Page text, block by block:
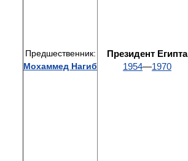
Предшественник:
Мохаммед Нагиб
Президент Египта
1954—1970